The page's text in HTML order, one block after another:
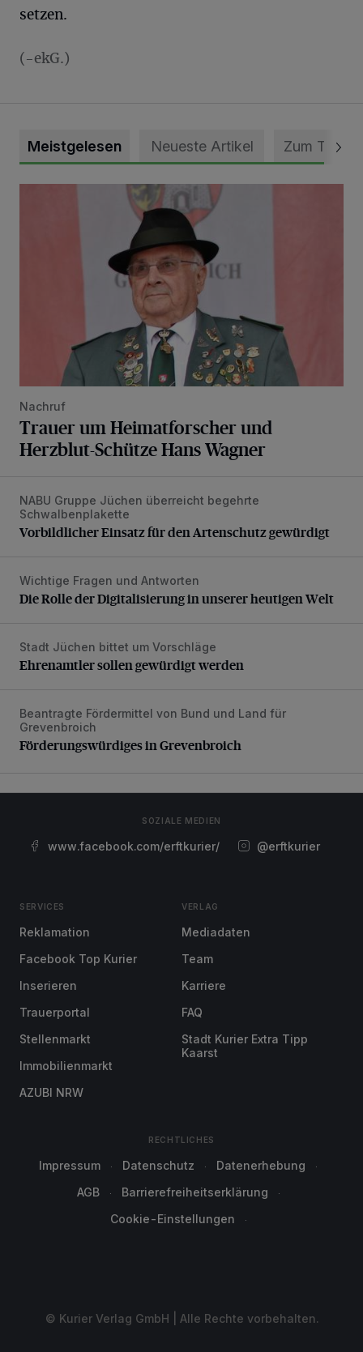
setzen.
(-ekG.)
Meistgelesen Neueste Artikel Zum Thema
Trauer um Heimatforscher und Herzblut-Schütze Hans
Nachruf
Trauer um Heimatforscher und
Herzblut-Schütze Hans Wagner
Vorbildlicher Einsatz für den Artenschutz gewürdigt
NABU Gruppe Jüchen überreicht begehrte
Schwalbenplakette
Vorbildlicher Einsatz für den Artenschutz gewürdigt
Die Rolle der Digitalisierung in unserer heutigen Welt
Wichtige Fragen und Antworten
Die Rolle der Digitalisierung in unserer heutigen Welt
Ehrenamtler sollen gewürdigt werden
Stadt Jüchen bittet um Vorschläge
Ehrenamtler sollen gewürdigt werden
Förderungswürdiges in Grevenbroich
Beantragte Fördermittel von Bund und Land für
Grevenbroich
Förderungswürdiges in Grevenbroich
SOZIALE MEDIEN
www.facebook.com/erftkurier/ @erftkurier
SERVICES
Reklamation
Facebook Top Kurier
Inserieren
Trauerportal
Stellenmarkt
Immobilienmarkt
AZUBI NRW
VERLAG
Mediadaten
Team
Karriere
FAQ
Stadt Kurier Extra Tipp
Kaarst
RECHTLICHES
Impressum Datenschutz
Datenerhebung
AGB
Barrierefreiheitserklärung
Cookie-Einstellungen
© Kurier Verlag GmbH | Alle Rechte vorbehalten.